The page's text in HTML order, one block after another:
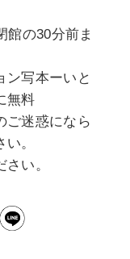
の30分前ま
ン写本ーいと
無料
ご迷惑になら
。
い。